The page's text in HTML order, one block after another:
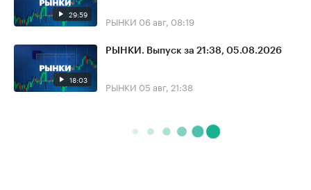
29:59 РЫНКИ 06 авг, 08:19
18:03
РЫНКИ. Выпуск за 21:38, 05.08.2026
РЫНКИ 05 авг, 21:38